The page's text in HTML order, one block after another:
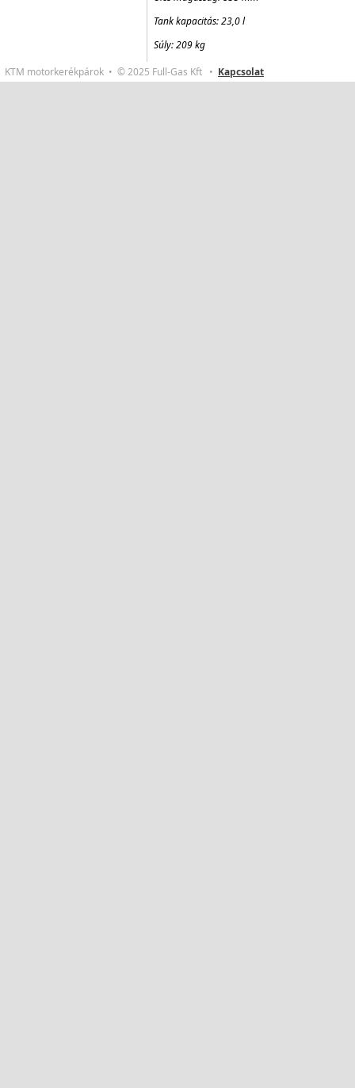
Tank kapacitás: 23,0 l
Súly: 209 kg
KTM motorkerékpárok • © 2025 Full-Gas Kft • Kapcsolat